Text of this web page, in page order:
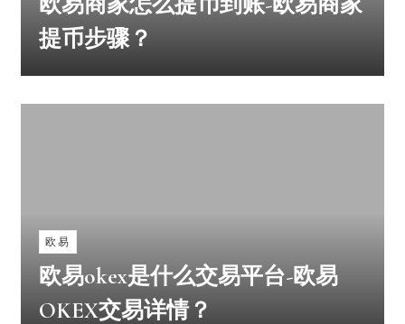
提币步骤？
欧易
欧易okex是什么交易平台-欧易
OKEX交易详情？